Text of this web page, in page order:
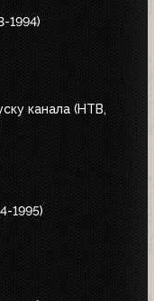
1994)
канала (НТВ,
1995)